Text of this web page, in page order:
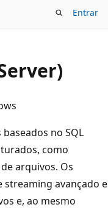
Entrar
baseados no SQL
como
arquivos. Os
streaming avançado e
e, ao mesmo